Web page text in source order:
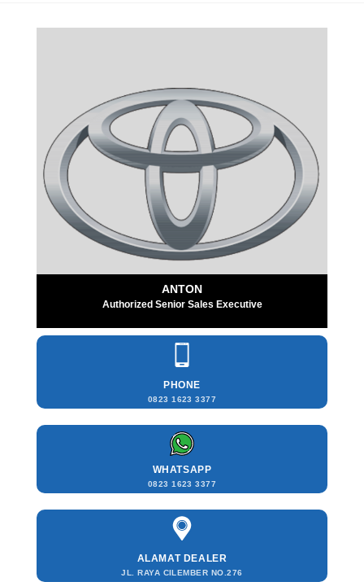
ANTON
Authorized Senior Sales Executive
PHONE
0823 1623 3377
WHATSAPP
0823 1623 3377
ALAMAT DEALER
JL. RAYA CILEMBER NO.276